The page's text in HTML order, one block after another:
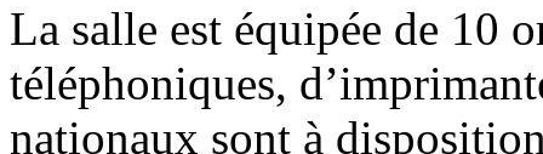
La salle est équipée de 10
téléphoniques,
nationaux sont à